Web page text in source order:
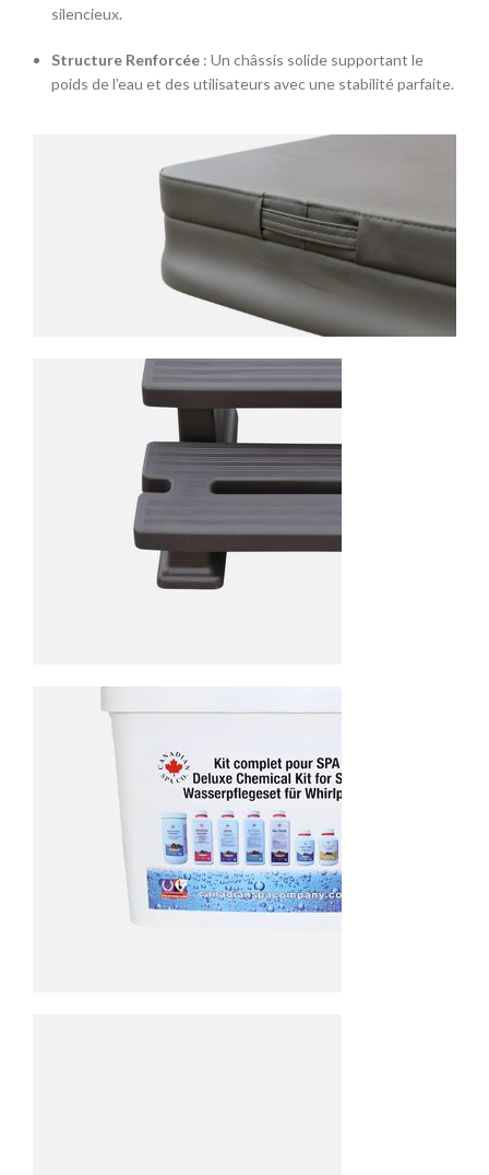
silencieux.
Structure Renforcée : Un châssis solide supportant le
poids de l’eau et des utilisateurs avec une stabilité parfaite.
COUVERTURE
INCLUS